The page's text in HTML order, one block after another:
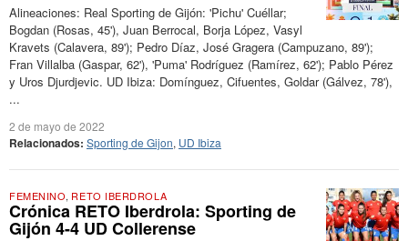
Alineaciones: Real Sporting de Gijón: 'Pichu' Cuéllar;
Bogdan (Rosas, 45'), Juan Berrocal, Borja López, Vasyl
Kravets (Calavera, 89'); Pedro Díaz, José Gragera (Campuzano, 89');
Fran Villalba (Gaspar, 62'), 'Puma' Rodríguez (Ramírez, 62'); Pablo Pérez
y Uros Djurdjevic. UD Ibiza: Domínguez, Cifuentes, Goldar (Gálvez, 78'),
...
2 de mayo de 2022
Relacionados: Sporting de Gijon, UD Ibiza
FEMENINO, RETO IBERDROLA
Crónica RETO Iberdrola: Sporting de
Gijón 4-4 UD Collerense